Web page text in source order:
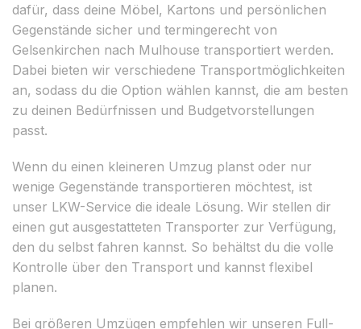
dafür, dass deine Möbel, Kartons und persönlichen
Gegenstände sicher und termingerecht von
Gelsenkirchen nach Mulhouse transportiert werden.
Dabei bieten wir verschiedene Transportmöglichkeiten
an, sodass du die Option wählen kannst, die am besten
zu deinen Bedürfnissen und Budgetvorstellungen
passt.
Wenn du einen kleineren Umzug planst oder nur
wenige Gegenstände transportieren möchtest, ist
unser LKW-Service die ideale Lösung. Wir stellen dir
einen gut ausgestatteten Transporter zur Verfügung,
den du selbst fahren kannst. So behältst du die volle
Kontrolle über den Transport und kannst flexibel
planen.
Bei größeren Umzügen empfehlen wir unseren Full-